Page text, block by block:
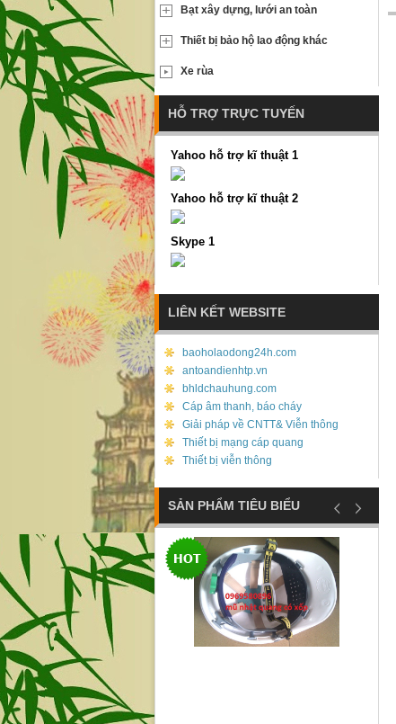
Bạt xây dựng, lưới an toàn
Thiết bị bảo hộ lao động khác
Xe rùa
HỖ TRỢ TRỰC TUYẾN
Yahoo hỗ trợ kĩ thuật 1
Yahoo hỗ trợ kĩ thuật 2
Skype 1
LIÊN KẾT WEBSITE
baoholaodong24h.com
antoandienhtp.vn
bhldchauhung.com
Cáp âm thanh, báo cháy
Giải pháp về CNTT& Viễn thông
Thiết bị mạng cáp quang
Thiết bị viễn thông
SẢN PHẨM TIÊU BIỂU